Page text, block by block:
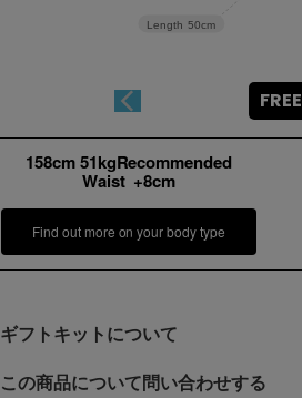
Length 50cm
FREE
158cm 51kgRecommended
Waist +8cm
Find out more on your body type
ギフトキットについて
この商品について問い合わせする